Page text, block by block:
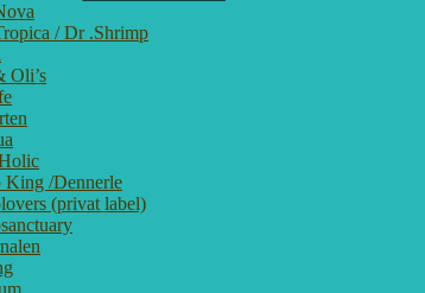
/ Dr .Shrimp
Oli’s
King /Dennerle
(privat label)